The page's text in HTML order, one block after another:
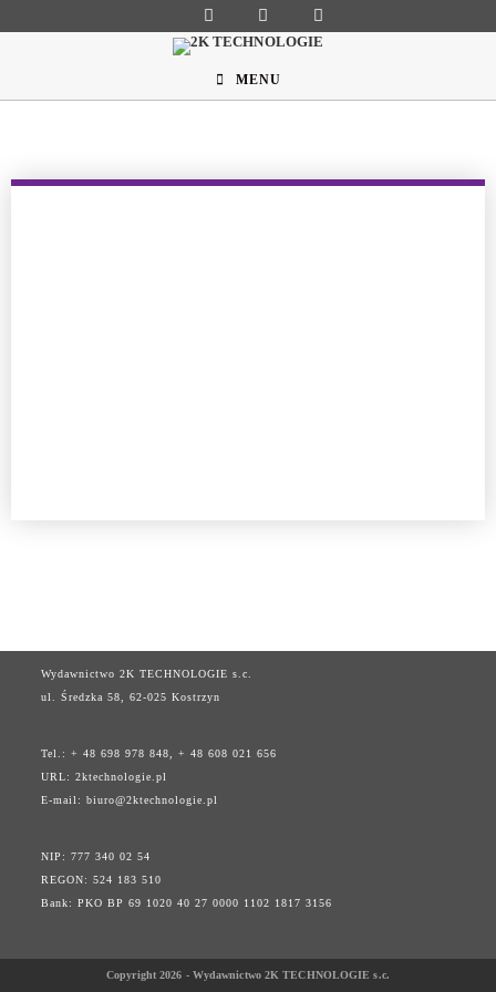
MENU
Wydawnictwo 2K TECHNOLOGIE s.c.
ul. Średzka 58, 62-025 Kostrzyn
Tel.: + 48 698 978 848, + 48 608 021 656
URL:2ktechnologie.pl
E-mail:biuro@2ktechnologie.pl
NIP: 777 340 02 54
REGON: 524 183 510
Bank: PKO BP 69 1020 40 27 0000 1102 1817 3156
Copyright 2026 - Wydawnictwo 2K TECHNOLOGIE s.c.